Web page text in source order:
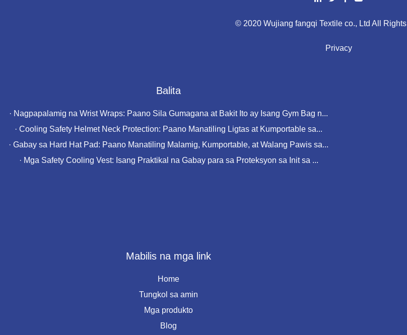
© 2020 Wujiang fangqi Textile co., Ltd All
Privacy
Balita
· Nagpapalamig na Wrist Wraps: Paano Sila Gumagana at Bakit Ito ay Isang Gym Bag n...
· Cooling Safety Helmet Neck Protection: Paano Manatiling Ligtas at Kumportable sa...
· Gabay sa Hard Hat Pad: Paano Manatiling Malamig, Kumportable, at Walang Pawis sa...
· Mga Safety Cooling Vest: Isang Praktikal na Gabay para sa Proteksyon sa Init sa ...
Mabilis na mga link
Home
Tungkol sa amin
Mga produkto
Blog